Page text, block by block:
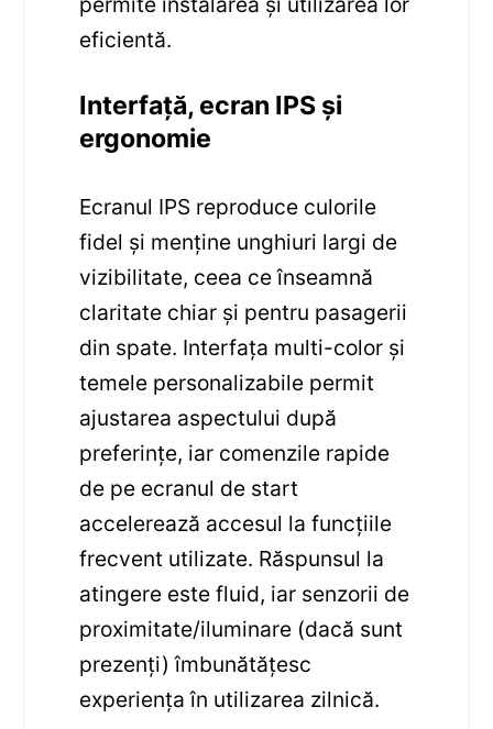
eficientă.
Interfață, ecran IPS și
ergonomie
Ecranul IPS reproduce culorile
fidel și menține unghiuri largi de
vizibilitate, ceea ce înseamnă
claritate chiar și pentru pasagerii
din spate. Interfața multi-color și
temele personalizabile permit
ajustarea aspectului după
preferințe, iar comenzile rapide
de pe ecranul de start
accelerează accesul la funcțiile
frecvent utilizate. Răspunsul la
atingere este fluid, iar senzorii de
proximitate/iluminare (dacă sunt
prezenți) îmbunătățesc
experiența în utilizarea zilnică.